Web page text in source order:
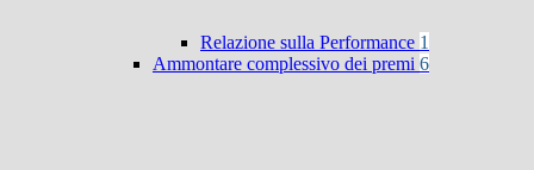
Relazione sulla Performance 1
Ammontare complessivo dei premi 6